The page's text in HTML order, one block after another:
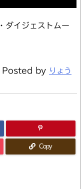
ダイジェストムー
Posted by りょう
Copy